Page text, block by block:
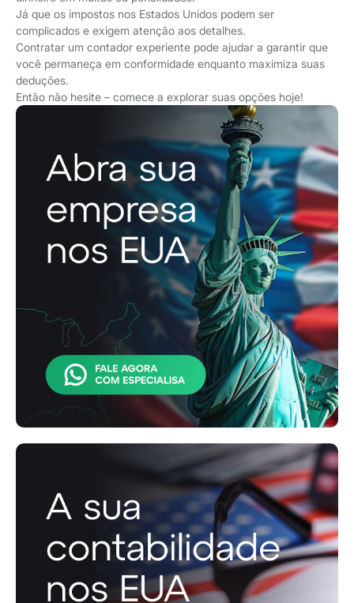
Já que os impostos nos Estados Unidos podem ser
complicados e exigem atenção aos detalhes.
Contratar um contador experiente pode ajudar a garantir que
você permaneça em conformidade enquanto maximiza suas
deduções.
Então não hesite – comece a explorar suas opções hoje!